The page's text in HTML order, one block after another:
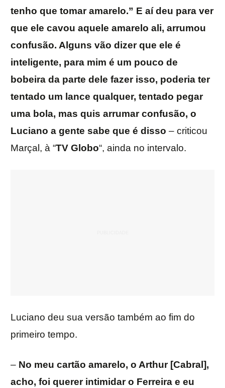
tenho que tomar amarelo.” E aí deu para ver
que ele cavou aquele amarelo ali, arrumou
confusão. Alguns vão dizer que ele é
inteligente, para mim é um pouco de
bobeira da parte dele fazer isso, poderia ter
tentado um lance qualquer, tentado pegar
uma bola, mas quis arrumar confusão, o
Luciano a gente sabe que é disso – criticou
Marçal, à “TV Globo“, ainda no intervalo.
Luciano deu sua versão também ao fim do
primeiro tempo.
– No meu cartão amarelo, o Arthur [Cabral],
acho, foi querer intimidar o Ferreira e eu